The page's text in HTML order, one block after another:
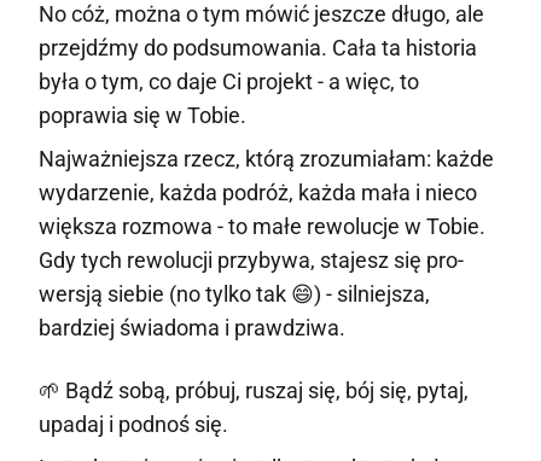
No cóż, można o tym mówić jeszcze długo, ale
przejdźmy do podsumowania. Cała ta historia
była o tym, co daje Ci projekt - a więc, to
poprawia się w Tobie.
Najważniejsza rzecz, którą zrozumiałam: każde
wydarzenie, każda podróż, każda mała i nieco
większa rozmowa - to małe rewolucje w Tobie.
Gdy tych rewolucji przybywa, stajesz się pro-
wersją siebie (no tylko tak 😄) - silniejsza,
bardziej świadoma i prawdziwa.
🌱 Bądź sobą, próbuj, ruszaj się, bój się, pytaj,
upadaj i podnoś się.